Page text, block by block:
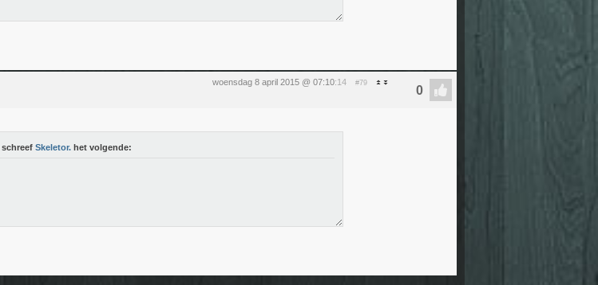
woensdag 8 april 2015 @ 07:10:14 #79
schreef Skeletor. het volgende: